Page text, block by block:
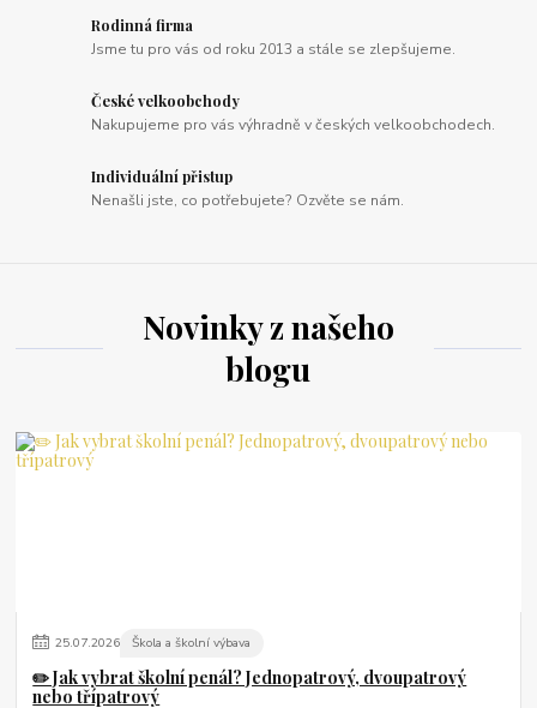
Rodinná firma
Jsme tu pro vás od roku 2013 a stále se zlepšujeme.
České velkoobchody
Nakupujeme pro vás výhradně v českých velkoobchodech.
Individuální přistup
Nenašli jste, co potřebujete? Ozvěte se nám.
Novinky z našeho
blogu
25.07.2026 Škola a školní výbava
✏️ Jak vybrat školní penál? Jednopatrový, dvoupatrový
nebo třípatrový